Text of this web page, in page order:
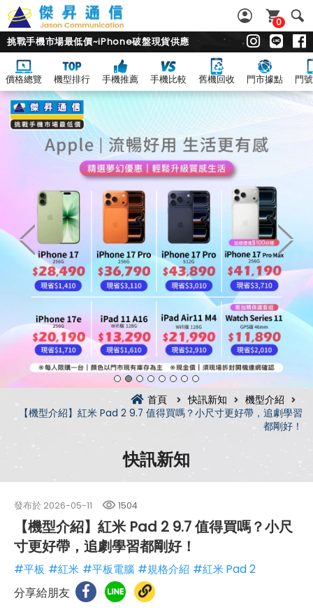
0
挑戰手機市場最低價~iPhone破盤現貨供應
價格總覽 機型排行 手機推薦 手機比較 舊機回收 門市據點 門
首頁 快訊新知
機型介紹
【機型介紹】紅米 Pad 2 9.7 值得買嗎？小尺寸更好帶，追劇學習
都剛好！
快訊新知
發布於 2026-05-11 1504
【機型介紹】紅米 Pad 2 9.7 值得買嗎？小尺
寸更好帶，追劇學習都剛好！
#平板 #紅米 #平板電腦 #規格介紹 #紅米 Pad 2
分享給朋友